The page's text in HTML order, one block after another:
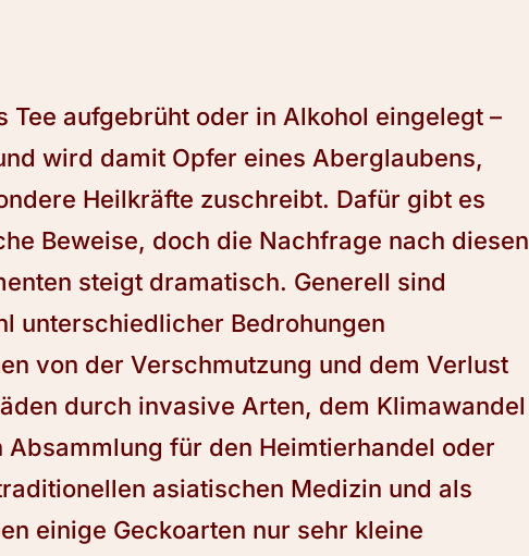
Tee aufgebrüht oder in Alkohol eingelegt –
wird damit Opfer eines Aberglaubens,
Heilkräfte zuschreibt. Dafür gibt es
Beweise, doch die Nachfrage nach diesen
steigt dramatisch. Generell sind
unterschiedlicher Bedrohungen
von der Verschmutzung und dem Verlust
durch invasive Arten, dem Klimawandel
für den Heimtierhandel oder
asiatischen Medizin und als
einige Geckoarten nur sehr kleine